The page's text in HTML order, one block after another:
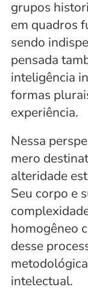
grupos
em quadros
sendo
pensada
inteligência
formas
experiência.
Nessa
mero
alteridade
Seu corpo e
homogêneo
desse
intelectual.